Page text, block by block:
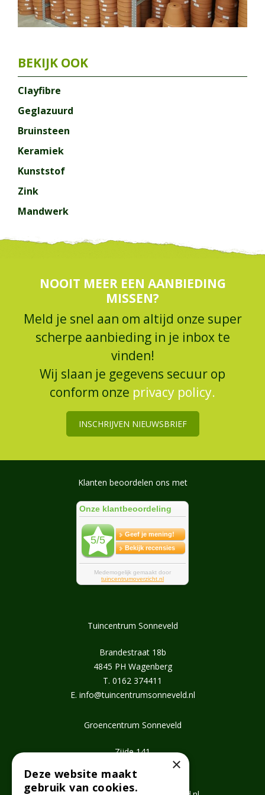
Clayfibre
Geglazuurd
Bruinsteen
Keramiek
Kunststof
Zink
Mandwerk
NOOIT MEER EEN AANBIEDING
MISSEN?
Meld je snel aan om altijd onze super
scherpe aanbieding in je inbox te
vinden!
Wij slaan je gegevens secuur op
conform onze privacy policy.
INSCHRIJVEN NIEUWSBRIEF
Klanten beoordelen ons met
Tuincentrum Sonneveld
Brandestraat 18b
4845 PH Wagenberg
T. 0162 374411
E. info@tuincentrumsonneveld.nl
Groencentrum Sonneveld
Zijde 141
T.0172 462647
×
Deze website maakt
gebruik van cookies.